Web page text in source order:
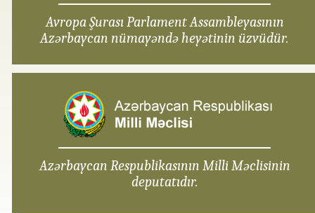
Avropa Şurası Parlament Assambleyasının
Azərbaycan nümayəndə heyətinin üzvüdür.
Azərbaycan Respublikasının Milli Məclisinin
deputatıdır.